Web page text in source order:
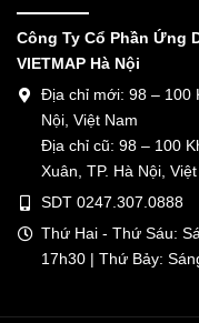
Công Ty Cổ Phần Ứng
VIETMAP Hà Nội
Địa chỉ mới: 98 – 100
Nội, Việt Nam
Địa chỉ cũ: 98 – 100
Xuân, TP. Hà Nội,
SDT 0247.307.0888
Thứ Hai - Thứ Sáu:
17h30 | Thứ Bảy: